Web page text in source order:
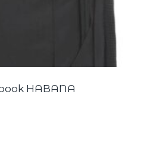
HABANA